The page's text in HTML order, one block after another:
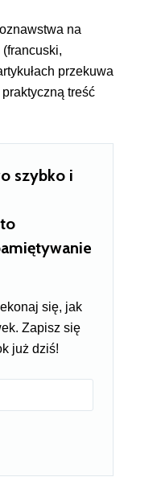
na
przekuwa
treść
szybko i
się, jak
Zapisz się
już dziś!